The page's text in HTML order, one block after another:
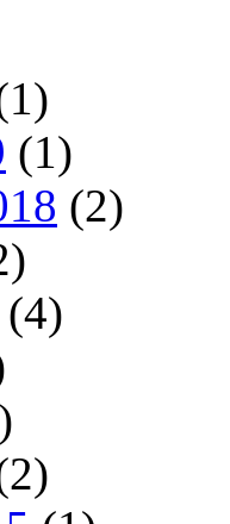
(1)
(2)
(4)